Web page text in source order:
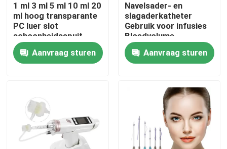
Neem contact met ons op
Nieuws
Venturi-zuurstofmasker
Draagbaar Zuurstofmasker
1 ml 3 ml 5 ml 10 ml 20
ml hoog transparante
PC luer slot
schoonheidsspuit
mono schroef voor
cosmetica
Aanvraag sturen
Navelsader- en
slagaderkatheter
Gebruik voor infusies
Bloedvolume
uitbreiding Centrale
aderdrukcontrole
Parenterale voeding
Aanvraag sturen